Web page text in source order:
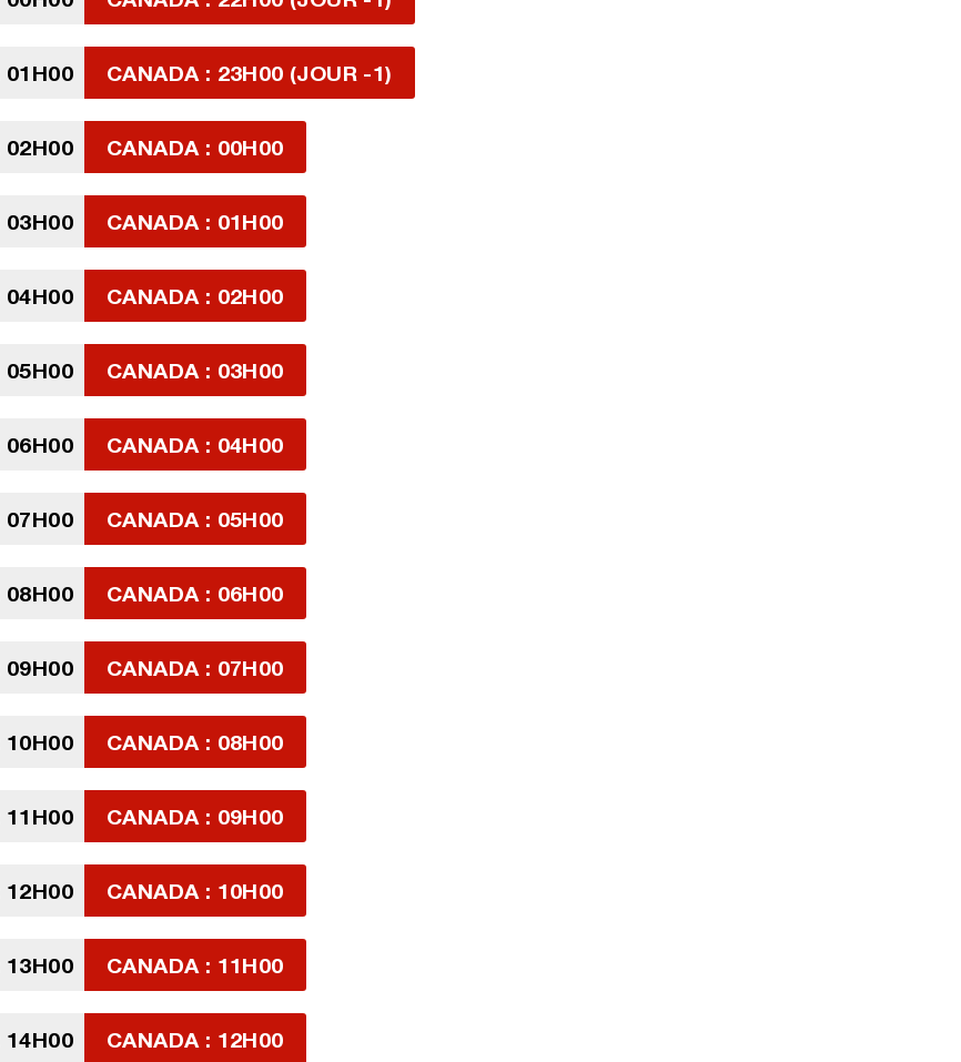
01H00 CANADA : 23H00 (JOUR -1)
02H00 CANADA : 00H00
03H00 CANADA : 01H00
04H00 CANADA : 02H00
05H00 CANADA : 03H00
06H00 CANADA : 04H00
07H00 CANADA : 05H00
08H00 CANADA : 06H00
09H00 CANADA : 07H00
10H00 CANADA : 08H00
11H00 CANADA : 09H00
12H00 CANADA : 10H00
13H00 CANADA : 11H00
14H00 CANADA : 12H00